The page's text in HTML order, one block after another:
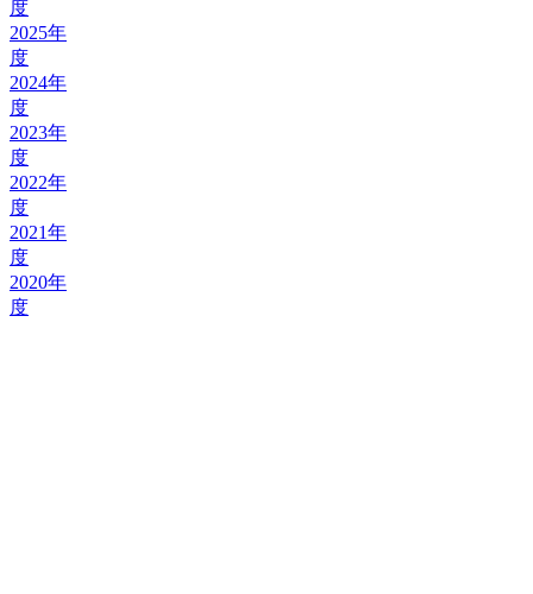
度
2025年
度
2024年
度
2023年
度
2022年
度
2021年
度
2020年
度